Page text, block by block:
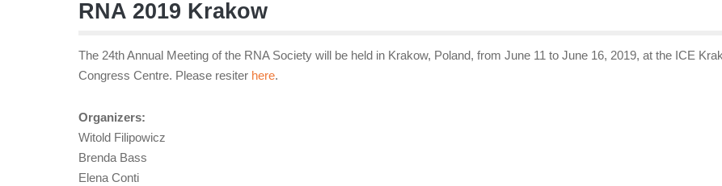
RNA 2019 Krakow
The 24th Annual Meeting of the RNA Society will be held in Krakow, Poland, from June 11 to June 16, 2019, at the ICE
Congress Centre. Please resiter here.
Organizers:
Witold Filipowicz
Brenda Bass
Elena Conti